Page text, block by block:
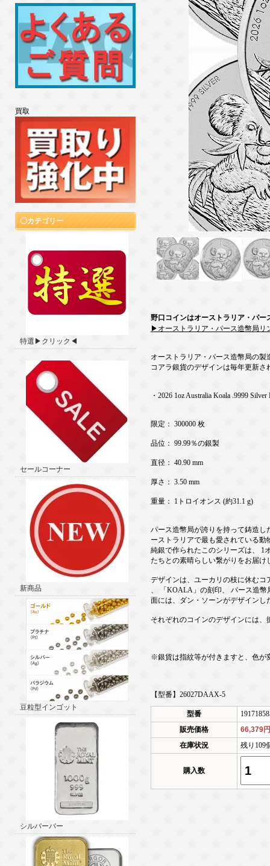
買取
カテゴリー
特選▶クリック◀
セールコーナー
新商品
豆粒型インゴット
シルバーバー
野口コインはオーストラリア・パー
▶オーストラリア・パース造幣局
オーストラリア・パース造幣局の製
コアラ銀貨のデザインは毎年更新さ
・2026 1oz Australia Koala .9999
限定： 300000 枚
品位： 99.99％の銀製
直径： 40.90 mm
厚さ： 3.50 mm
重量： 1トロイオンス (約31.1 g)
パース造幣局が誇りを持って鋳造
ーストラリアで最も愛されている
純銀で作られたこのシリーズは、 1
たちとの素晴らしい繋がりをお届け
デザインは、ユーカリの枝に休む
、 「KOALA」の刻印、 パース造幣
面には、ダン・ソーンがデザイン
それぞれのコインのデザインには
※銀貨は指紋等が付きますと、色が
【型番】26027DAAX-5
型番
販売価格
66,379
在庫状況
残り109
購入数